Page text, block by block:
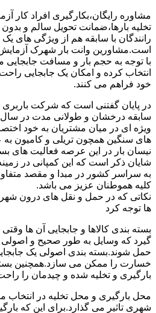
مشاوره رایگان،بکارگیری افراد کار
تخلیه بارها،ضمانت تحویل سالم و بدون
رانندگان با سابقه هم از ویژگی های
است.مشاورین وانت بار شهرک
با توجه به حجم بار و مسافت جابجایی
انتخاب کرده و امکان یک جابجایی
خود فراهم می کنند.
در پایان گفتنی است که شرکت باربری
سابقه درخشان و طولانی مدت در سال
ویژه ای در میان مشتریان به خود
های سنگین همچون تریلی و کامیون به
نیسان بار در این عرصه فعالیت های
شایان ذکر است که این کمپانی در
به سراسر کشور در مبدا و مقصد
کلیه هموطنان عزیز می باشد.
نکاتی که در حمل و نقل های درون
ها توجه کرد
بسته بندی کالاها و جابجایی آن ها
گیرد که وسایل به طور صحیح و اصولی
حمل شوند.بسته بندی اصولی یک
خسارت را ممکن می سازد.همچنین
بارگیری و تخلیه شده و چیدمان را
محل بارگیری و محل تخلیه در انتخاب
شهری تاثیر می گذارد.برای این که